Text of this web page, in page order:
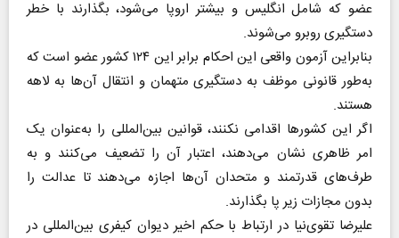
عضو که شامل انگلیس و بیشتر اروپا می‌شود، بگذارند با خطر
دستگیری روبرو می‌شوند.
بنابراین آزمون واقعی این احکام برابر این ۱۲۴ کشور عضو است که
به‌طور قانونی موظف به دستگیری متهمان و انتقال آن‌ها به لاهه
هستند.
اگر این کشور‌ها اقدامی نکنند، قوانین بین‌المللی را به‌عنوان یک
امر ظاهری نشان می‌دهند، اعتبار آن را تضعیف می‌کنند و به
طرف‌های قدرتمند و متحدان آن‌ها اجازه می‌دهند تا عدالت را
بدون مجازات زیر پا بگذارند.
علیرضا تقوی‌نیا در ارتباط با حکم اخیر دیوان کیفری بین‌المللی در